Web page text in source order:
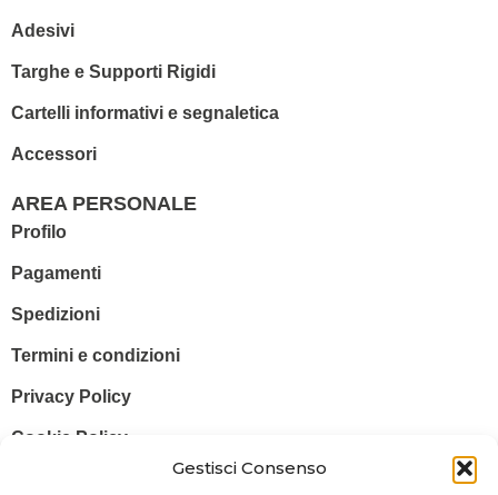
Gestisci Consenso
Adesivi
Targhe e Supporti Rigidi
Cartelli informativi e segnaletica
Accessori
AREA PERSONALE
Profilo
Pagamenti
Spedizioni
Termini e condizioni
Privacy Policy
Cookie Policy